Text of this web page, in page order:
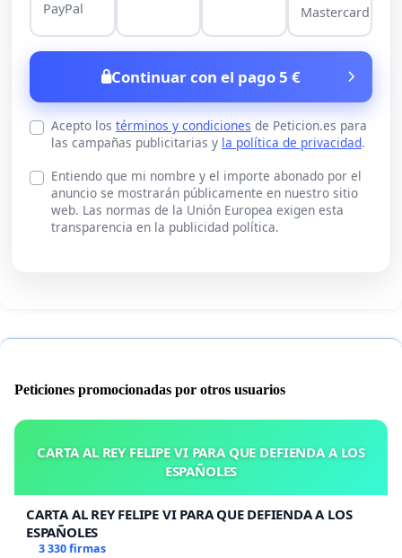
PayPal
Mastercard
Continuar con el pago 5 €
Acepto los términos y condiciones de Peticion.es para
las campañas publicitarias y la política de privacidad.
Entiendo que mi nombre y el importe abonado por el
anuncio se mostrarán públicamente en nuestro sitio
web. Las normas de la Unión Europea exigen esta
transparencia en la publicidad política.
Peticiones promocionadas por otros usuarios
CARTA AL REY FELIPE VI PARA QUE DEFIENDA A LOS
ESPAÑOLES
CARTA AL REY FELIPE VI PARA QUE DEFIENDA A LOS
ESPAÑOLES
3 330 firmas